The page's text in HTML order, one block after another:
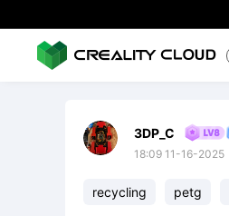
3DP_C
18:09 11-16-2025
recycling petg